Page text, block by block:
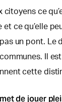
citoyens ce
ce qu’elle
un pont. Le
Il
cette
de jouer